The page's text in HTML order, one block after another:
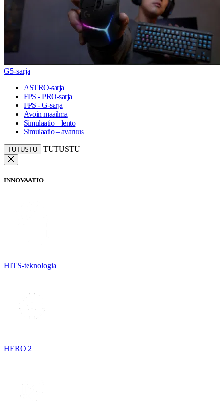
G5-sarja
ASTRO-sarja
FPS - PRO-sarja
FPS - G-sarja
Avoin maailma
Simulaatio – lento
Simulaatio – avaruus
TUTUSTU TUTUSTU
INNOVAATIO
HITS-teknologia
HERO 2